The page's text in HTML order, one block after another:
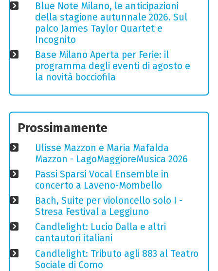
Blue Note Milano, le anticipazioni
della stagione autunnale 2026. Sul
palco James Taylor Quartet e
Incognito
Base Milano Aperta per Ferie: il
programma degli eventi di agosto e
la novità bocciofila
Prossimamente
Ulisse Mazzon e Maria Mafalda
Mazzon - LagoMaggioreMusica 2026
Passi Sparsi Vocal Ensemble in
concerto a Laveno-Mombello
Bach, Suite per violoncello solo I -
Stresa Festival a Leggiuno
Candlelight: Lucio Dalla e altri
cantautori italiani
Candlelight: Tributo agli 883 al Teatro
Sociale di Como